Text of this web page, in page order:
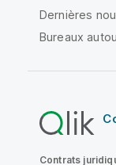
Dernières
Bureaux
Contrats